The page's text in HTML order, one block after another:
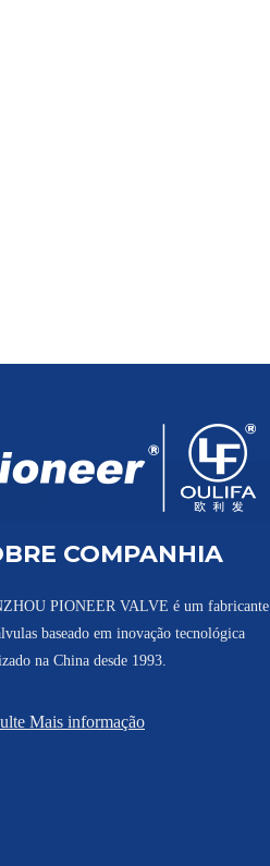
Válvula de esfera wafer revestida de aço inoxidável
COMPANHIA
PIONEER VALVE é um fabricante
baseado em inovação tecnológica
na China desde 1993.
Mais informação